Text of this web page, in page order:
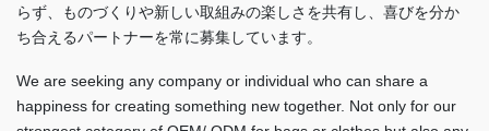
らず、ものづくりや新しい取組みの楽しさを共有し、喜びを分か
ち合えるパートナーを常に募集しています。
We are seeking any company or individual who can share a
happiness for creating something new together. Not only for our